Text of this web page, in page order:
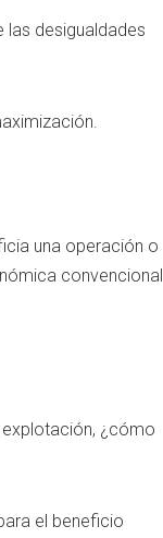
las desigualdades
una operación o
convencional
¿cómo
el beneficio